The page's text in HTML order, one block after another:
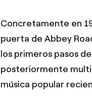
Concretamente en
puerta de Abbey
los primeros pasos
posteriormente
música popular